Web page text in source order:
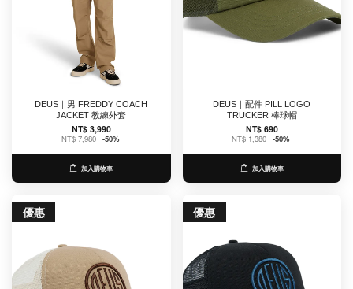
DEUS｜男 FREDDY COACH
JACKET 教練外套
NT$ 3,990
NT$ 7,980 -50%
加入購物車
DEUS｜配件 PILL LOGO
TRUCKER 棒球帽
NT$ 690
NT$ 1,380 -50%
加入購物車
優惠 優惠